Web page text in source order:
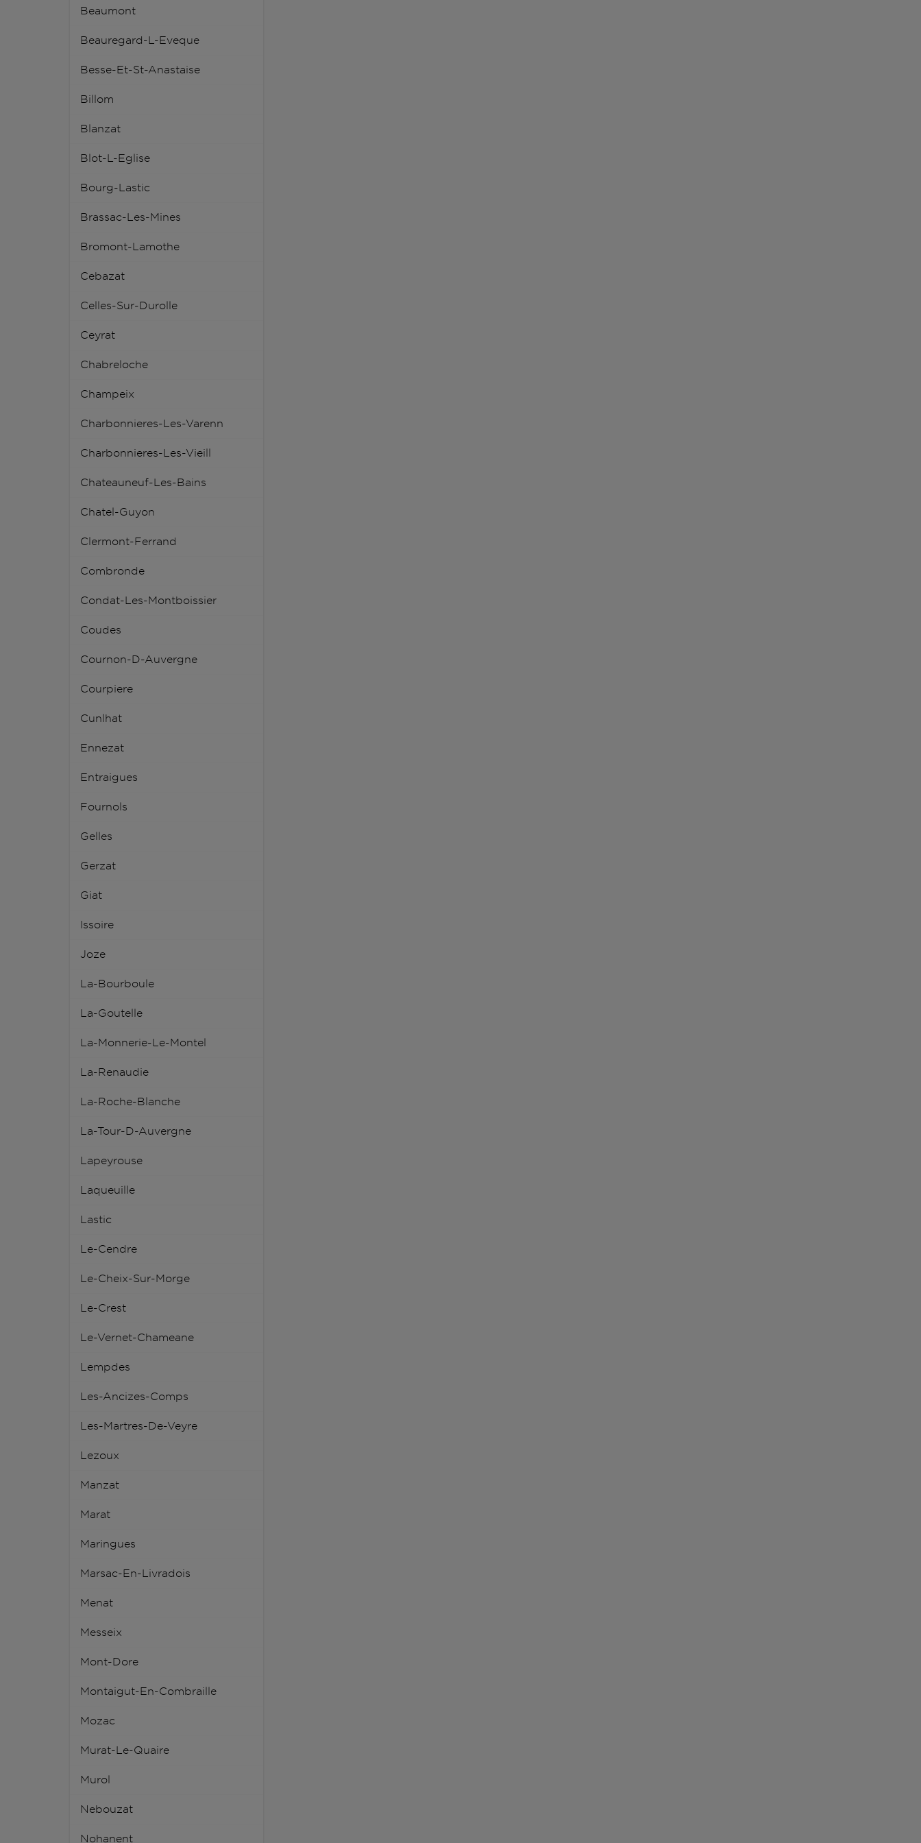
Beaumont
Beauregard-L-Eveque
Besse-Et-St-Anastaise
Billom
Blanzat
Blot-L-Eglise
Bourg-Lastic
Brassac-Les-Mines
Bromont-Lamothe
Cebazat
Celles-Sur-Durolle
Ceyrat
Chabreloche
Champeix
Charbonnieres-Les-Varenn
Charbonnieres-Les-Vieill
Chateauneuf-Les-Bains
Chatel-Guyon
Clermont-Ferrand
Combronde
Condat-Les-Montboissier
Coudes
Cournon-D-Auvergne
Courpiere
Cunlhat
Ennezat
Entraigues
Fournols
Gelles
Gerzat
Giat
Issoire
Joze
La-Bourboule
La-Goutelle
La-Monnerie-Le-Montel
La-Renaudie
La-Roche-Blanche
La-Tour-D-Auvergne
Lapeyrouse
Laqueuille
Lastic
Le-Cendre
Le-Cheix-Sur-Morge
Le-Crest
Le-Vernet-Chameane
Lempdes
Les-Ancizes-Comps
Les-Martres-De-Veyre
Lezoux
Manzat
Marat
Maringues
Marsac-En-Livradois
Menat
Messeix
Mont-Dore
Montaigut-En-Combraille
Mozac
Murat-Le-Quaire
Murol
Nebouzat
Nohanent